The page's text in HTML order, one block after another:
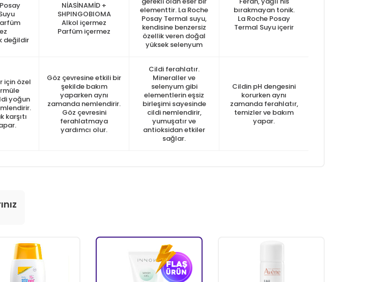
değildir
NİASİNAMİD +
SHPINGOBIOMA
Alkol içermez
Parfüm içermez
elementtir. La Roche
Posay Termal suyu,
kendisine benzersiz
özellik veren doğal
yüksek selenyum
bırakmayan tonik.
La Roche Posay
Termal Suyu içerir
için özel
yoğun
karşıtı
Göz çevresine etkili bir
şekilde bakım
yaparken aynı
zamanda nemlendirir.
Göz çevresini
ferahlatmaya
yardımcı olur.
Cildi ferahlatır.
Mineraller ve
selenyum gibi
elementlerin eşsiz
birleşimi sayesinde
cildi nemlendirir,
yumuşatır ve
antioksidan etkiler
sağlar.
Cildin pH dengesini
korurken aynı
zamanda ferahlatır,
temizler ve bakım
yapar.